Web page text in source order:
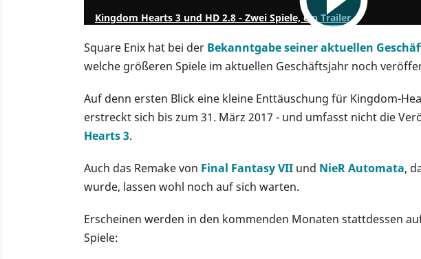
Kingdom Hearts 3 und HD 2.8 - Zwei Spiele, ein Trailer
Square Enix hat bei der Bekanntgabe seiner aktuellen
welche größeren Spiele im aktuellen Geschäftsjahr noch
Auf denn ersten Blick eine kleine Enttäuschung für Kingdom-
erstreckt sich bis zum 31. März 2017 - und umfasst nicht die
Hearts 3.
Auch das Remake von Final Fantasy VII und NieR Automata,
wurde, lassen wohl noch auf sich warten.
Erscheinen werden in den kommenden Monaten stattdessen
Spiele: